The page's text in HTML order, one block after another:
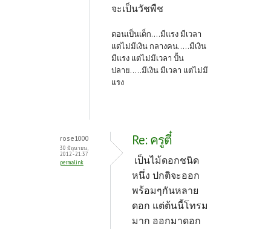
จะเป็นวัชพืช
ตอนเป็นเด็ก....มีแรง มีเวลา
แต่ไม่มีเงิน กลางคน.....มีเงิน
มีแรง แต่ไม่มีเวลา ปั้น
ปลาย.....มีเงิน มีเวลา แต่ไม่มี
แรง
rose1000
30 มิถุนายน,
2012 - 21:37
permalink
Re: ครูตี๋
เป็นไม้ดอกชนิด
หนึ่ง ปกติจะออก
พร้อมๆกันหลาย
ดอก แต่ต้นนี้โทรม
มาก ออกมาดอก